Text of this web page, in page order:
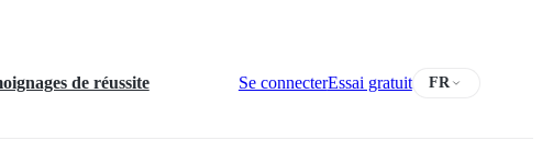
de réussite Se connecterEssai gratuit FR